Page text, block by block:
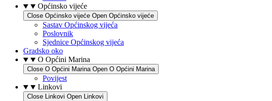
Općinsko vijeće
Close Općinsko vijeće Open Općinsko vijeće
Sastav Općinskog vijeća
Poslovnik
Sjednice Općinskog vijeća
Gradsko oko
O Općini Marina
Close O Općini Marina Open O Općini Marina
Povijest
Linkovi
Close Linkovi Open Linkovi